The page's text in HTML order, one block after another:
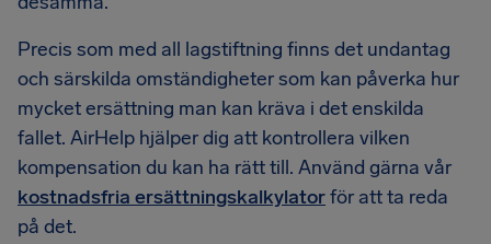
Precis som med all lagstiftning finns det undantag
och särskilda omständigheter som kan påverka hur
mycket ersättning man kan kräva i det enskilda
fallet. AirHelp hjälper dig att kontrollera vilken
kompensation du kan ha rätt till. Använd gärna vår
kostnadsfria ersättningskalkylatorför att ta reda
på det.